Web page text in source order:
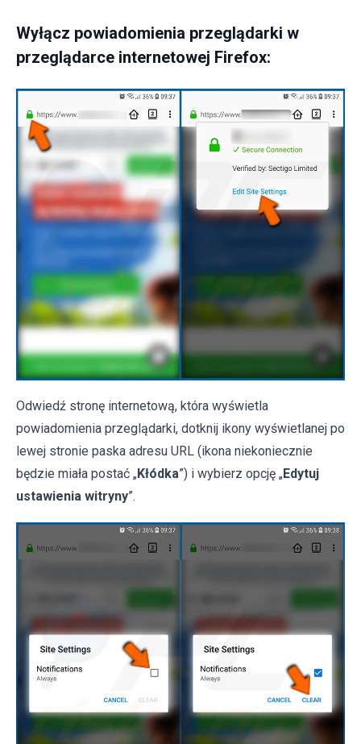
Wyłącz powiadomienia przeglądarki w
przeglądarce internetowej Firefox:
Odwiedź stronę internetową, która wyświetla
powiadomienia przeglądarki, dotknij ikony wyświetlanej po
lewej stronie paska adresu URL (ikona niekoniecznie
będzie miała postać „Kłódka”) i wybierz opcję „Edytuj
ustawienia witryny”.